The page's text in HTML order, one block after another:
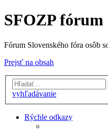
SFOZP fórum
Fórum Slovenského fóra osôb
Prejsť na obsah
vyhľadávanie
Rýchle odkazy